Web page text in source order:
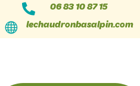
 06 83 10 87 15
 lechaudronbasalpin.com